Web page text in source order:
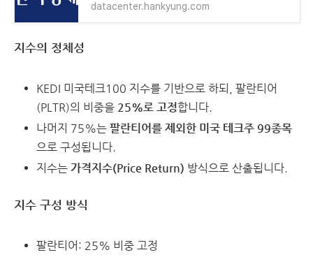
datacenter.hankyung.com
지수의 정체성
KEDI 미국테크100 지수를 기반으로 하되, 팔란티어
(PLTR)의 비중을 25%로 고정합니다.
나머지 75%는 팔란티어를 제외한 미국 테크주 99종목
으로 구성됩니다.
지수는 가격지수(Price Return) 방식으로 산출됩니다.
지수 구성 방식
팔란티어: 25% 비중 고정